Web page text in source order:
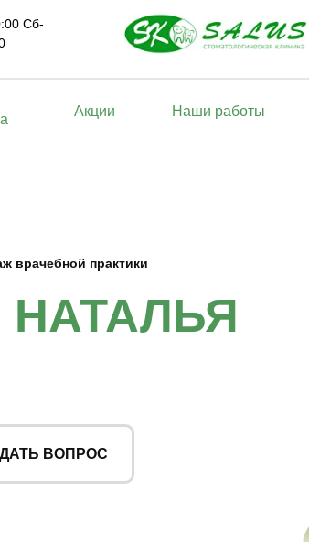
Акции Наши работы
Сб-
врачебной практики
ВОПРОС
НАТАЛЬЯ